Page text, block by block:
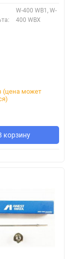
W-400 WB1, W-
400 WBX
(цена может
корзину